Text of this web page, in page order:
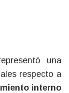
una
respecto a
interno